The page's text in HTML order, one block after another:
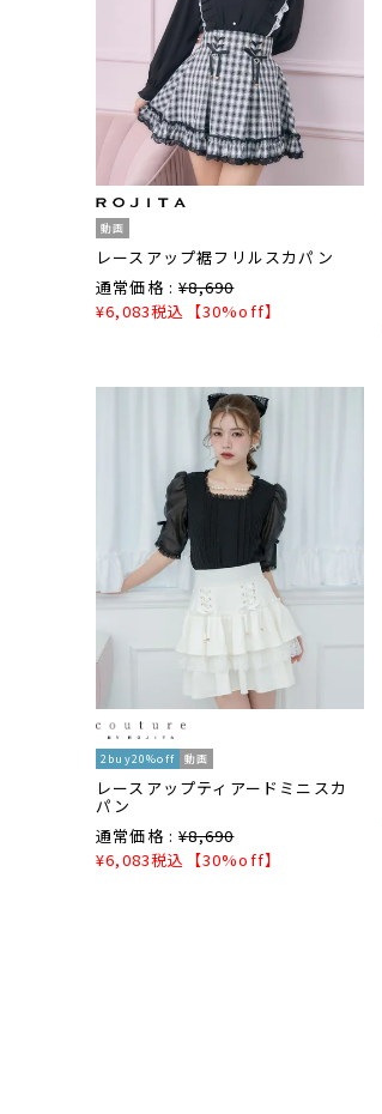
動画
レースアップ裾フリルスカパン
通常価格 : ¥8,690
¥6,083税込 【30%off】
2buy20%off 動画
レースアップティアードミニスカ
パン
通常価格 : ¥8,690
¥6,083税込 【30%off】